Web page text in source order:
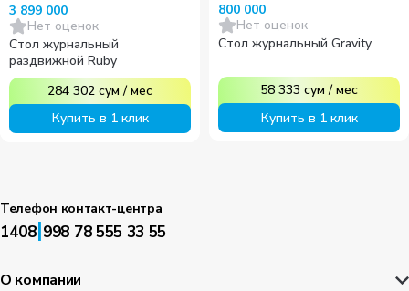
3 899 000
Нет оценок
Стол журнальный
раздвижной Ruby
284 302 сум /мес
Купить в 1 клик
800 000
Нет оценок
Стол журнальный Gravity
58 333 сум /мес
Купить в 1 клик
Телефон контакт-центра
1408|998 78 555 33 55
О компании